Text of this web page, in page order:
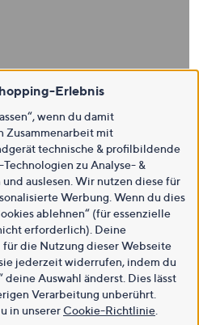
Erlebnis
wenn du damit
Zusammenarbeit mit
technische & profilbildende
zu Analyse- &
auslesen. Wir nutzen diese für
Werbung. Wenn du dies
ablehnen“ (für essenzielle
erforderlich). Deine
die Nutzung dieser Webseite
jederzeit widerrufen, indem du
Auswahl änderst. Dies lässt
Verarbeitung unberührt.
in unsererCookie-Richtlinie